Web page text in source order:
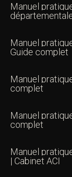
Manuel
Manuel
Guide complet
Manuel
complet
Manuel
complet
Manuel
| Cabinet ACI